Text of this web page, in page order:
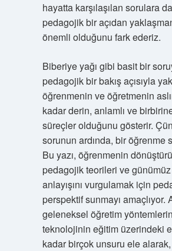
hayatta karşılaşılan sorulara
pedagojik bir açıdan
önemli olduğunu fark ederiz.
Biberiye yağı gibi basit bir
pedagojik bir bakış açısıyla
öğrenmenin ve öğretmenin
kadar derin, anlamlı ve
süreçler olduğunu gösterir.
sorunun ardında, bir öğrenme
Bu yazı, öğrenmenin
pedagojik teorileri ve
anlayışını vurgulamak için
perspektif sunmayı amaçlıyor.
geleneksel öğretim
teknolojinin eğitim üzerindeki
kadar birçok unsuru ele